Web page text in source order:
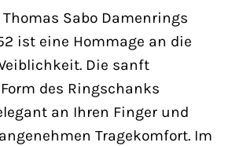
Sabo Damenrings
ist eine Hommage an die
Die sanft
des Ringschanks
an Ihren Finger und
Tragekomfort. Im